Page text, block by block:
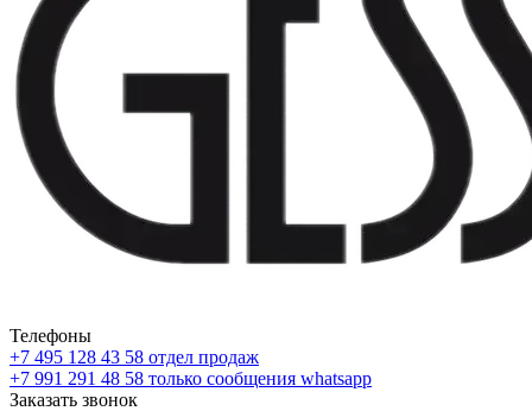
Телефоны
+7 495 128 43 58 отдел продаж
+7 991 291 48 58 только сообщения whatsapp
Заказать звонок